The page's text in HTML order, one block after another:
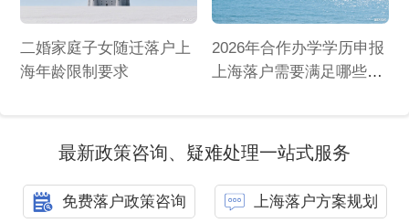
二婚家庭子女随迁落户上
海年龄限制要求
2026年合作办学学历申报
上海落户需要满足哪些条
最新政策咨询、疑难处理一站式服务
免费落户政策咨询 上海落户方案规划